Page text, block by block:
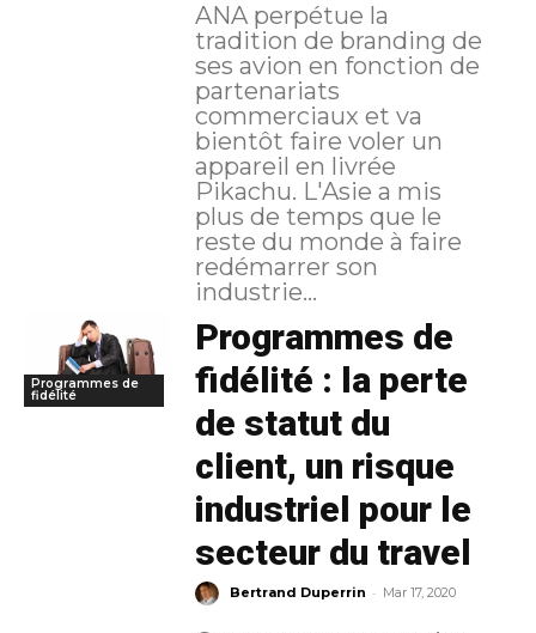
ANA perpétue la
tradition de branding de
ses avion en fonction de
partenariats
commerciaux et va
bientôt faire voler un
appareil en livrée
Pikachu. L'Asie a mis
plus de temps que le
reste du monde à faire
redémarrer son
industrie...
Programmes de
fidélité
Programmes de
fidélité : la perte
de statut du
client, un risque
industriel pour le
secteur du travel
Bertrand Duperrin - Mar 17, 2020